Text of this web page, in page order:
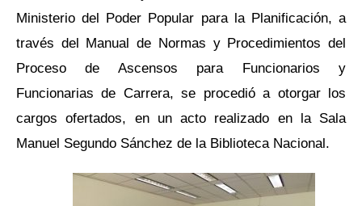
Ministerio del Poder Popular para la Planificación, a
través del Manual de Normas y Procedimientos del
Proceso de Ascensos para Funcionarios y
Funcionarias de Carrera, se procedió a otorgar los
cargos ofertados, en un acto realizado en la Sala
Manuel Segundo Sánchez de la Biblioteca Nacional.